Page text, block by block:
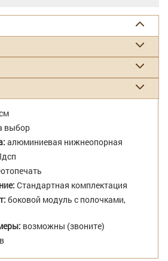
выбор
алюминиевая нижнеопорная
Стандартная комплектация
боковой модуль с полочками,
возможны (звоните)